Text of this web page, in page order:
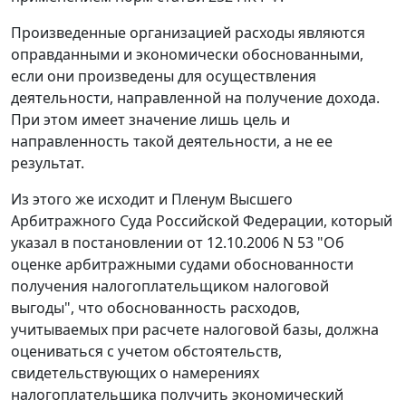
Произведенные организацией расходы являются
оправданными и экономически обоснованными,
если они произведены для осуществления
деятельности, направленной на получение дохода.
При этом имеет значение лишь цель и
направленность такой деятельности, а не ее
результат.
Из этого же исходит и Пленум Высшего
Арбитражного Суда Российской Федерации, который
указал в постановлении от 12.10.2006 N 53 "Об
оценке арбитражными судами обоснованности
получения налогоплательщиком налоговой
выгоды", что обоснованность расходов,
учитываемых при расчете налоговой базы, должна
оцениваться с учетом обстоятельств,
свидетельствующих о намерениях
налогоплательщика получить экономический